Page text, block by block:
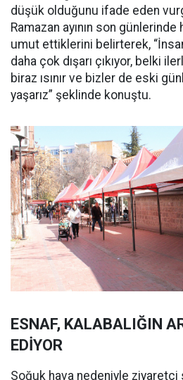
düşük olduğunu ifade eden
Ramazan ayının son
umut ettiklerini belirterek,
daha çok dışarı çıkıyor, belki
biraz ısınır ve bizler de eski
yaşarız” şeklinde konuştu.
ESNAF, KALABALIĞIN
EDİYOR
Soğuk hava nedeniyle ziyaretçi